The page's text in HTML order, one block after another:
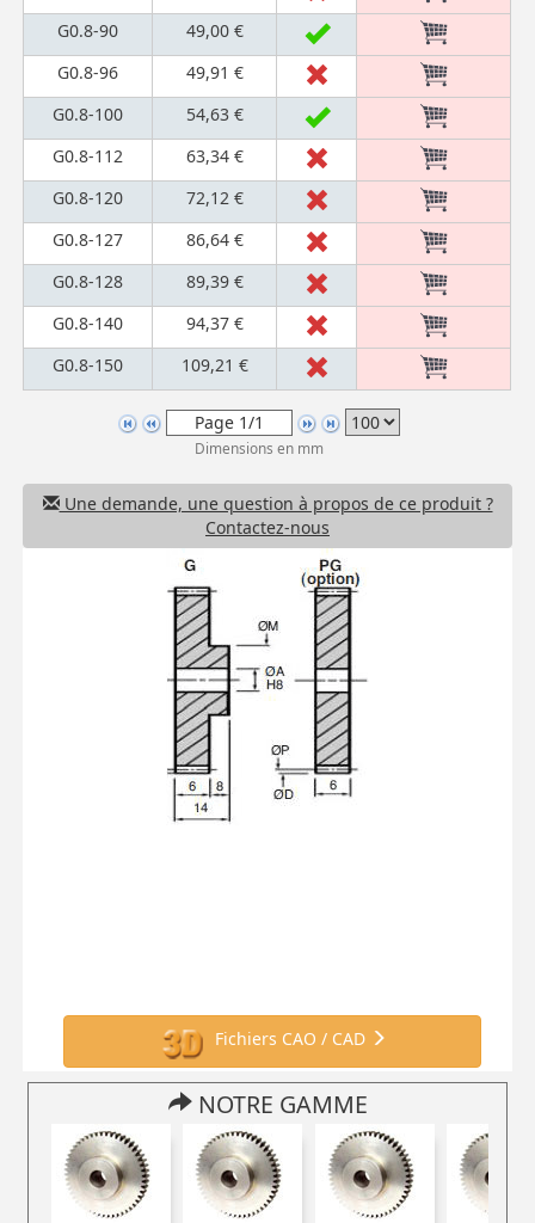
G0.8-90
49,00 €
G0.8-96
49,91 €
G0.8-100
54,63 €
G0.8-112
63,34 €
G0.8-120
72,12 €
G0.8-127
86,64 €
G0.8-128
89,39 €
G0.8-140
94,37 €
G0.8-150
109,21 €
Dimensions en mm
Une demande, une question à propos de ce produit ?
Contactez-nous
Fichiers CAO / CAD
NOTRE GAMME